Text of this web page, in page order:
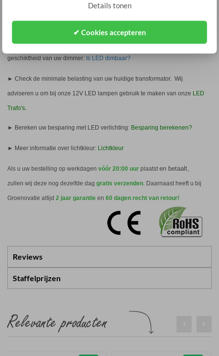
Details tonen
✔ Cookies accepteren
Tips en overige info
► Meer informatie over dimmen van LED verlichting en beoordelen
geschiktheid van uw dimmer: Is LED dimbaar?
► Check de minimale belasting van uw huidige transformator. Wij
adviseren u om bij onze 12V LED lampen gebruik te maken van onze LED
Trafo's.
► Bereken uw besparing met LED verlichting: Besparing berekenen?
► Meer informatie over lichtkleur: Lichtkleur
Als u uw bestelling op werkdagen vóór 20:00 uur plaatsten betaalt,
zullen wij deze nog dezelfde dag gratis verzenden. Daarnaast heeft u bij
Groenovatie altijd 2 jaar garantie en 60 dagen recht van retour!
Reviews
Staffelprijzen
Relevante producten